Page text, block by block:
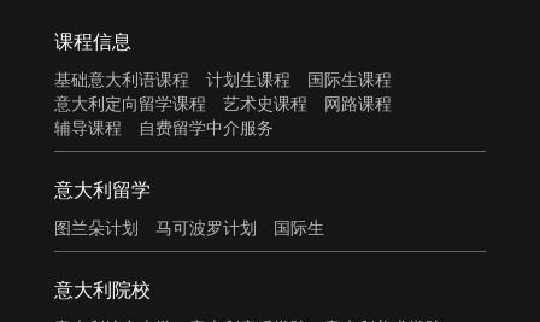
课程信息
基础意大利语课程 计划生课程
国际生课程
意大利定向留学课程
艺术史课程
网路课程
辅导课程
自费留学中介服务
意大利留学
图兰朵计划 马可波罗计划 国际生
意大利院校